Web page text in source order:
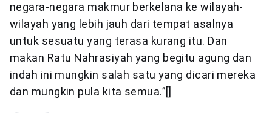
negara-negara makmur berkelana ke wilayah-
wilayah yang lebih jauh dari tempat asalnya
untuk sesuatu yang terasa kurang itu. Dan
makan Ratu Nahrasiyah yang begitu agung dan
indah ini mungkin salah satu yang dicari mereka
dan mungkin pula kita semua.”[]